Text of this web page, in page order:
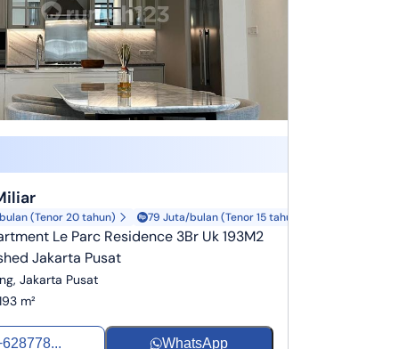
(Tenor 20 tahun) 79 Juta/bulan (Tenor 15 tahun)
Le Parc Residence 3Br Uk 193M2
Jakarta Pusat
Jakarta Pusat
m²
WhatsApp